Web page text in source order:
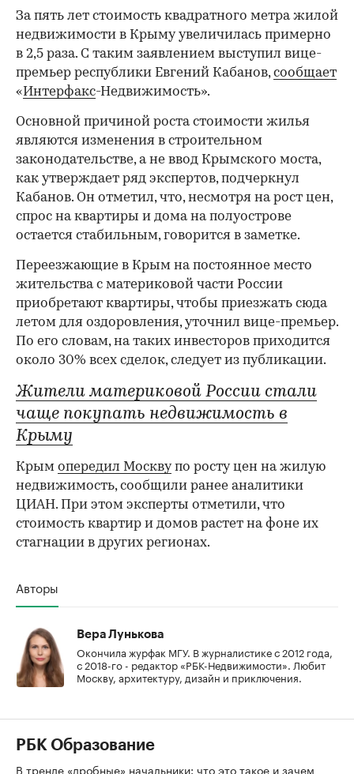
За пять лет стоимость квадратного метра жилой
недвижимости в Крыму увеличилась примерно
в 2,5 раза. С таким заявлением выступил вице-
премьер республики Евгений Кабанов,сообщает
«Интерфакс-Недвижимость».
Основной причиной роста стоимости жилья
являются изменения в строительном
законодательстве, а не ввод Крымского моста,
как утверждает ряд экспертов, подчеркнул
Кабанов. Он отметил, что, несмотря на рост цен,
спрос на квартиры и дома на полуострове
остается стабильным, говорится в заметке.
Переезжающие в Крым на постоянное место
жительства с материковой части России
приобретают квартиры, чтобы приезжать сюда
летом для оздоровления, уточнил вице-премьер.
По его словам, на таких инвесторов приходится
около 30% всех сделок, следует из публикации.
Жители материковой России стали
чаще покупать недвижимость в
Крыму
Крым опередил Москвупо росту цен на жилую
недвижимость, сообщили ранее аналитики
ЦИАН. При этом эксперты отметили, что
стоимость квартир и домов растет на фоне их
стагнации в других регионах.
Авторы
Вера Лунькова
Окончила журфак МГУ. В журналистике с 2012 года,
с 2018-го - редактор «РБК-Недвижимости». Любит
Москву, архитектуру, дизайн и приключения.
РБК Образование
В тренде «дробные» начальники: что это такое и зачем